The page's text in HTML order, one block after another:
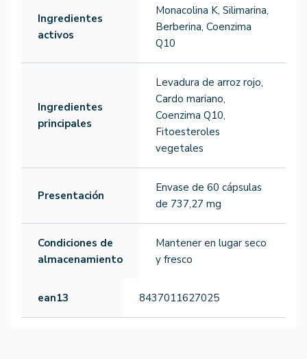
Ingredientes
activos
Monacolina K, Silimarina,
Berberina, Coenzima
Q10
Ingredientes
principales
Levadura de arroz rojo,
Cardo mariano,
Coenzima Q10,
Fitoesteroles
vegetales
Presentación
Envase de 60 cápsulas
de 737,27 mg
Condiciones de
almacenamiento
Mantener en lugar seco
y fresco
ean13 8437011627025